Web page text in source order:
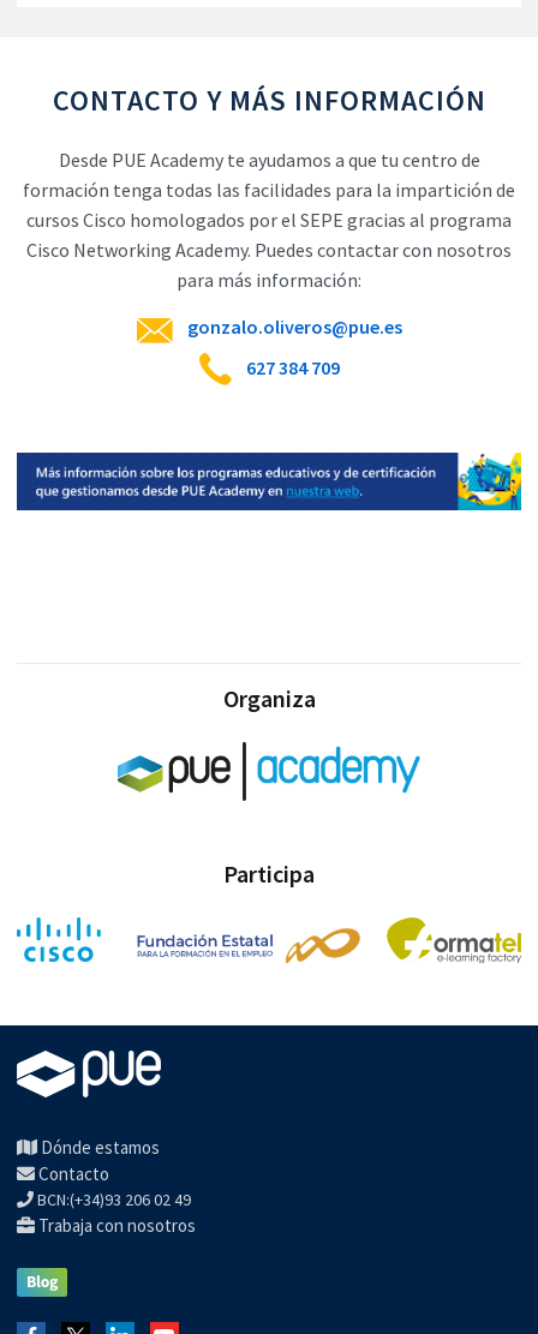
CONTACTO Y MÁS INFORMACIÓN
Desde PUE Academy te ayudamos a que tu centro de
formación tenga todas las facilidades para la impartición de
cursos Cisco homologados por el SEPE gracias al programa
Cisco Networking Academy. Puedes contactar con nosotros
para más información:
gonzalo.oliveros@pue.es
627 384 709
Organiza
Participa
Dónde estamos
Contacto
BCN:(+34)93 206 02 49
Trabaja con nosotros